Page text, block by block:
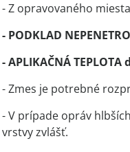
- Z opravovaného
- PODKLAD
- APLIKAČNÁ TEPLOTA
- Zmes je potrebné
- V prípade opráv
vrstvy zvlášť.